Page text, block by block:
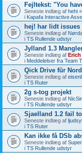
Fejltekst: "You
Seneste indlæg af hehi «
i Kapafa Interactive
hej! har lidt
Seneste indlæg af
i TS Rullende udstyr
Jylland 1.3
Seneste indlæg af Erich
i Meddelelser fra Team
Qick Drive für
Seneste indlæg af
i TS Ruter
2g s-tog projekt
Seneste indlæg af
i TS Rullende udstyr
Sjaelland 1.2 fail
Seneste indlæg af
i TS Ruter
Kan ikke få DSb
Seneste indlæg af
i TS Rullende udstyr